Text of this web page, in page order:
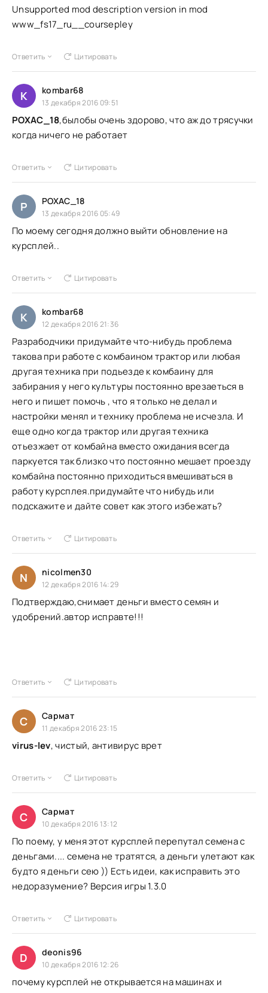
Unsupported mod description version in mod
www_fs17_ru__coursepley
Ответить Цитировать
K kombar68
13 декабря 2016 09:51
POXAC_18,былобы очень здорово, что аж до трясучки
когда ничего не работает
Ответить Цитировать
P POXAC_18
13 декабря 2016 05:49
По моему сегодня должно выйти обновление на
курсплей..
Ответить Цитировать
K kombar68
12 декабря 2016 21:36
Разрабодчики придумайте что-нибудь проблема
такова при работе с комбаином трактор или любая
другая техника при подьезде к комбаину для
забирания у него культуры постоянно врезаеться в
него и пишет помочь , что я только не делал и
настройки менял и технику проблема не исчезла. И
еще одно когда трактор или другая техника
отьезжает от комбайна вместо ожидания всегда
паркуется так близко что постоянно мешает проезду
комбайна постоянно приходиться вмешиваться в
работу курсплея.придумайте что нибудь или
подскажите и дайте совет как этого избежать?
Ответить Цитировать
N nicolmen30
12 декабря 2016 14:29
Подтверждаю,снимает деньги вместо семян и
удобрений.автор исправте!!!
Ответить Цитировать
С Сармат
11 декабря 2016 23:15
virus-lev, чистый, антивирус врет
Ответить Цитировать
С Сармат
10 декабря 2016 13:12
По поему, у меня этот курсплей перепутал семена с
деньгами.... семена не тратятся, а деньги улетают как
будто я деньги сею )) Есть идеи, как исправить это
недоразумение? Версия игры 1.3.0
Ответить Цитировать
D deonis96
10 декабря 2016 12:26
почему курсплей не открывается на машинах и